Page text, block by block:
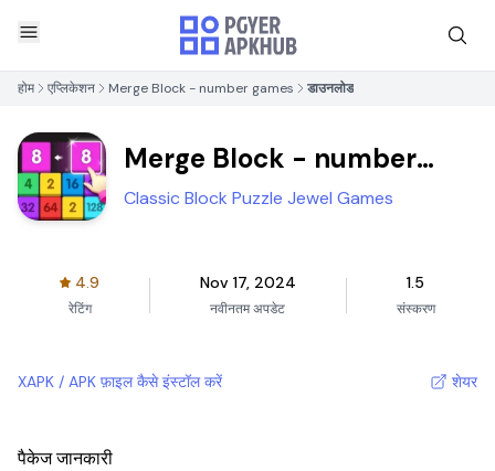
होम एप्लिकेशन Merge Block - number games डाउनलोड
Merge Block - number
games
Classic Block Puzzle Jewel Games
4.9
रेटिंग
Nov 17, 2024
नवीनतम अपडेट
1.5
संस्करण
XAPK / APK फ़ाइल कैसे इंस्टॉल करें शेयर
पैकेज जानकारी